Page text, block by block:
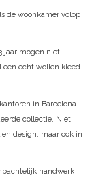
de woonkamer volop
jaar mogen niet
een echt wollen kleed
in Barcelona
collectie. Niet
design, maar ook in
handwerk